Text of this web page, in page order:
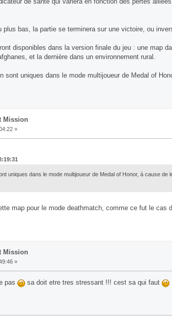
bas, la partie se terminera sur une victoire, ou
disponibles dans la version finale du jeu : une map
et la dernière dans un environnement rural.
sont uniques dans le mode multijoueur de Medal of
Mission
»
uniques dans le mode multijoueur de Medal of Honor, à cause de
map pour le mode deathmatch, comme ce fut le cas
Mission
»
pas sa doit etre tres stressant !!! cest sa qui faut